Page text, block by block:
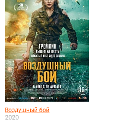
Воздушный бой
2020